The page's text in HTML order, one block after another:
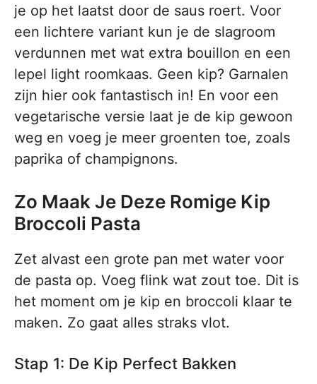
je op het laatst door de saus roert. Voor
een lichtere variant kun je de slagroom
verdunnen met wat extra bouillon en een
lepel light roomkaas. Geen kip? Garnalen
zijn hier ook fantastisch in! En voor een
vegetarische versie laat je de kip gewoon
weg en voeg je meer groenten toe, zoals
paprika of champignons.
Zo Maak Je Deze Romige Kip
Broccoli Pasta
Zet alvast een grote pan met water voor
de pasta op. Voeg flink wat zout toe. Dit is
het moment om je kip en broccoli klaar te
maken. Zo gaat alles straks vlot.
Stap 1: De Kip Perfect Bakken